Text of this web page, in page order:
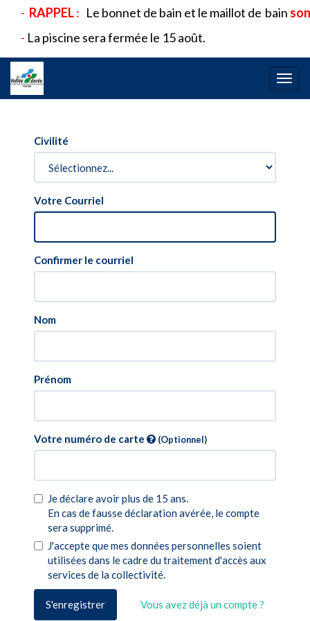
-RAPPEL: Le bonnet de bain et le maillot debain
La piscine sera fermée le 15 août.
la
Civilité
Votre Courriel
Confirmer le courriel
Nom
Prénom
Votre numéro de carte (Optionnel)
Je déclare avoir plus de 15 ans.
En cas de fausse déclaration avérée, le compte
sera supprimé.
J'accepte que mes données personnelles soient
utilisées dans le cadre du traitement d'accès aux
services de la collectivité.
Vous avez déjà un compte ?
S'enregistrer